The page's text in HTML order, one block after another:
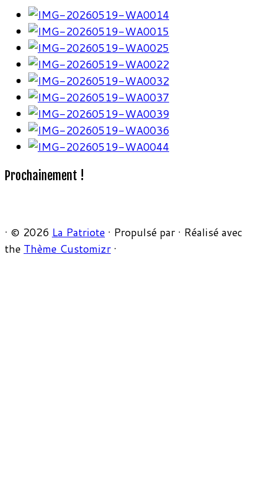
Prochainement !
· © 2026 La Patriote · Propulsé par · Réalisé avec
the Thème Customizr ·